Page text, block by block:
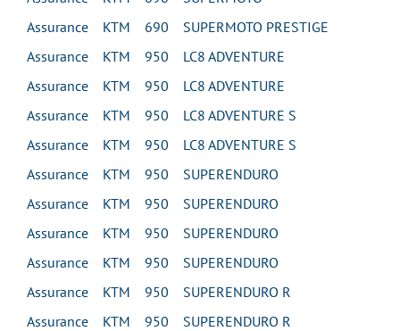
Assurance KTM 690 SUPERMOTO PRESTIGE
Assurance KTM 950 LC8 ADVENTURE
Assurance KTM 950 LC8 ADVENTURE
Assurance KTM 950 LC8 ADVENTURE S
Assurance KTM 950 LC8 ADVENTURE S
Assurance KTM 950 SUPERENDURO
Assurance KTM 950 SUPERENDURO
Assurance KTM 950 SUPERENDURO
Assurance KTM 950 SUPERENDURO
Assurance KTM 950 SUPERENDURO R
Assurance KTM 950 SUPERENDURO R